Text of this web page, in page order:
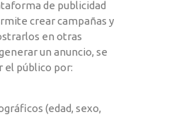
de publicidad
crear campañas y
en otras
un anuncio, se
el público por:
(edad, sexo,